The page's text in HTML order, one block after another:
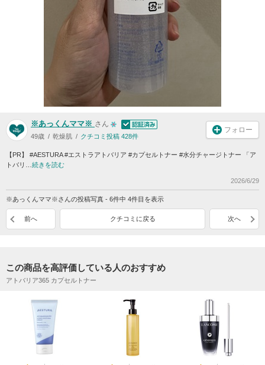
※あっくんママ※ さん
49歳 乾燥肌 クチコミ投稿 428件
フォロー
【PR】 #AESTURA #エストラアトバリア #カプセルトナー #水分チャージトナー 「ア
トバリ… 続きを読む
2026/6/29
※あっくんママ※さんの投稿写真 - 6件中 4件目を表示
前へ クチコミに戻る 次へ
この商品を高評価している人のおすすめ
アトバリア365 カプセルトナー